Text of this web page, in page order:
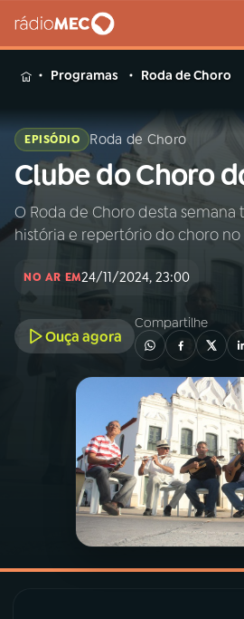
MENU
Buscar
na
Rádio
MEC
Buscar
Início
INÍCIO
A RÁDIO
PROGRAMAÇÃO
PROGRAMAS
05PODCASTS
Programas Roda de Choro
EPISÓDIO Roda de Choro
Clube do Choro
O Roda de Choro desta semana
história e repertório do choro no
NO AR EM24/11/2024, 23:00
Ouça agora
Compartilhe